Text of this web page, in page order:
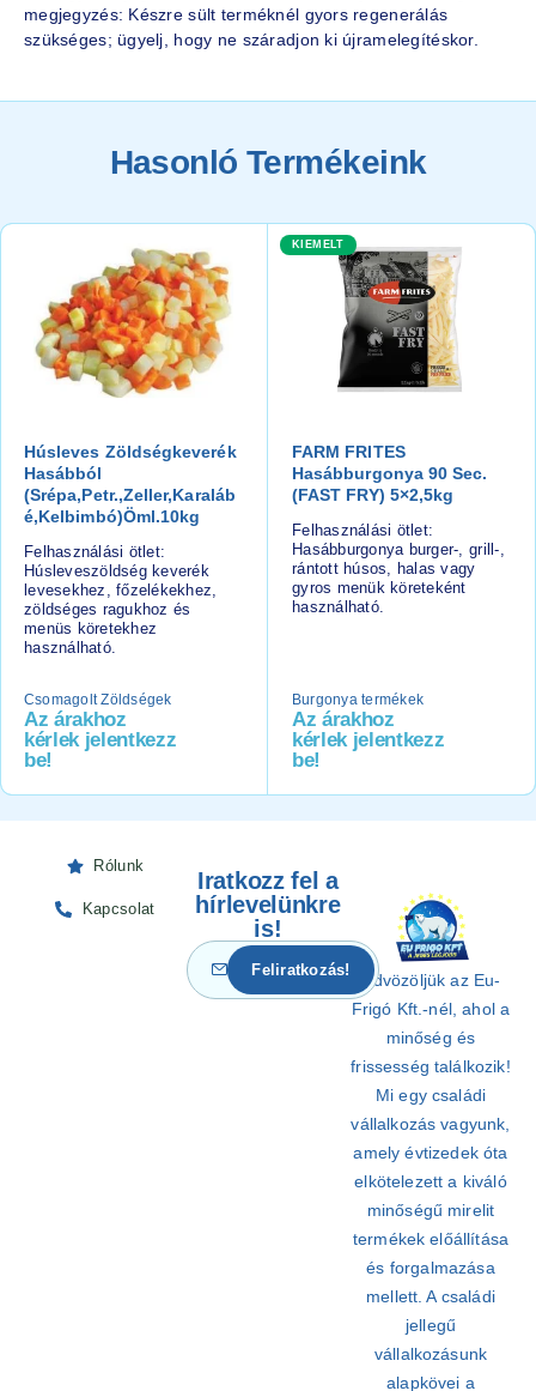
megjegyzés: Készre sült terméknél gyors regenerálás
szükséges; ügyelj, hogy ne száradjon ki újramelegítéskor.
Hasonló Termékeink
Húsleves Zöldségkeverék
Hasábból
(srépa,petr.,zeller,karaláb
É,kelbimbó)öml.10kg
Felhasználási ötlet:
Húsleveszöldség keverék
levesekhez, főzelékekhez,
zöldséges ragukhoz és
menüs köretekhez
használható.
Csomagolt Zöldségek
Az árakhoz
kérlek jelentkezz
be!
KIEMELT
FARM FRITES
Hasábburgonya 90 Sec.
(FAST FRY) 5×2,5kg
Felhasználási ötlet:
Hasábburgonya burger-, grill-,
rántott húsos, halas vagy
gyros menük köreteként
használható.
Burgonya termékek
Az árakhoz
kérlek jelentkezz
be!
Rólunk
Kapcsolat
Üdvözöljük az Eu-
Frigó Kft.-nél, ahol a
minőség és
frissesség találkozik!
Mi egy családi
vállalkozás vagyunk,
amely évtizedek óta
elkötelezett a kiváló
minőségű mirelit
termékek előállítása
és forgalmazása
mellett. A családi
jellegű
vállalkozásunk
alapkövei a
Iratkozz fel a
hírlevelünkre
is!